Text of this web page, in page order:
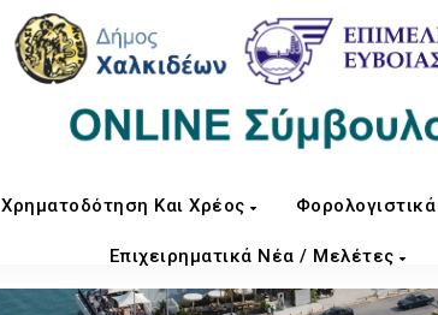
Χρηματοδότηση Και Χρέος Φορολογιστικά
Επιχειρηματικά Νέα / Μελέτες